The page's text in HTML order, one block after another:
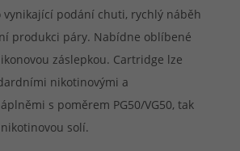
podání chuti, rychlý náběh
produkci páry. Nabídne oblíbené
záslepkou. Cartridge lze
nikotinovými a
s poměrem PG50/VG50, tak
solí.